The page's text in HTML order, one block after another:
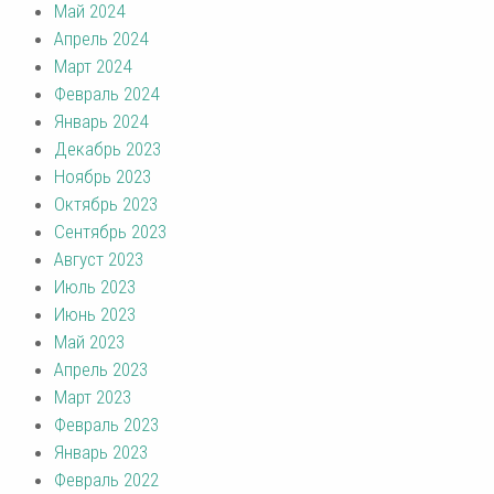
Май 2024
Апрель 2024
Март 2024
Февраль 2024
Январь 2024
Декабрь 2023
Ноябрь 2023
Октябрь 2023
Сентябрь 2023
Август 2023
Июль 2023
Июнь 2023
Май 2023
Апрель 2023
Март 2023
Февраль 2023
Январь 2023
Февраль 2022